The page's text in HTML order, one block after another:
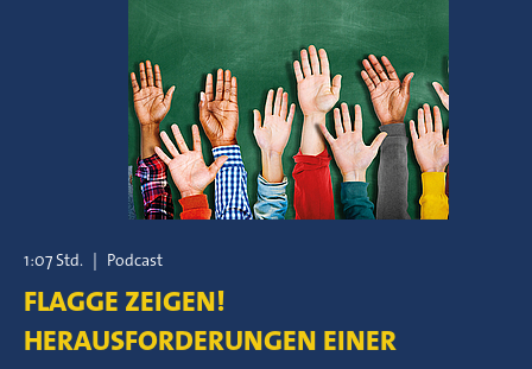
1:07 Std. | Podcast
FLAGGE ZEIGEN!
HERAUSFORDERUNGEN EINER